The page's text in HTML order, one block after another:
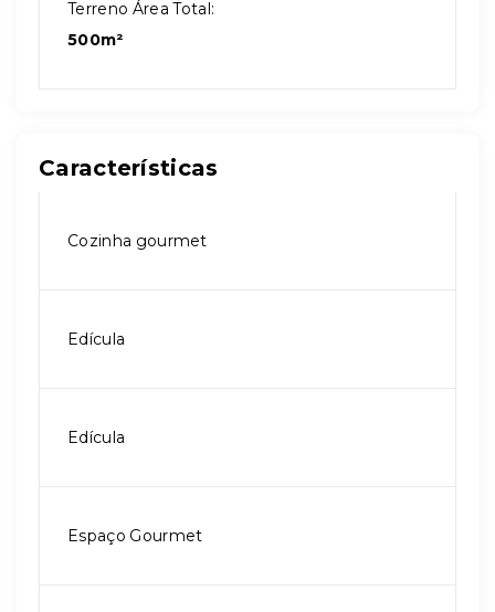
Terreno Área Total:
500m²
Características
Cozinha gourmet
Edícula
Edícula
Espaço Gourmet